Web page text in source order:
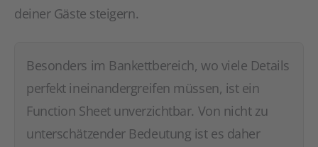
deiner Gäste steigern.
Besonders im Bankettbereich, wo viele Details
perfekt ineinandergreifen müssen, ist ein
Function Sheet unverzichtbar. Von nicht zu
unterschätzender Bedeutung ist es daher